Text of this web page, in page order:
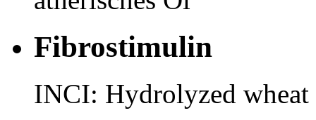
Fibrostimulin
INCI: Hydrolyzed wheat